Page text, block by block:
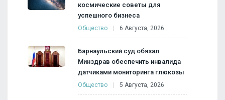
космические советы для
успешного бизнеса
Общество 6 Августа, 2026
Барнаульский суд обязал
Минздрав обеспечить инвалида
датчиками мониторинга глюкозы
Общество 5 Августа, 2026